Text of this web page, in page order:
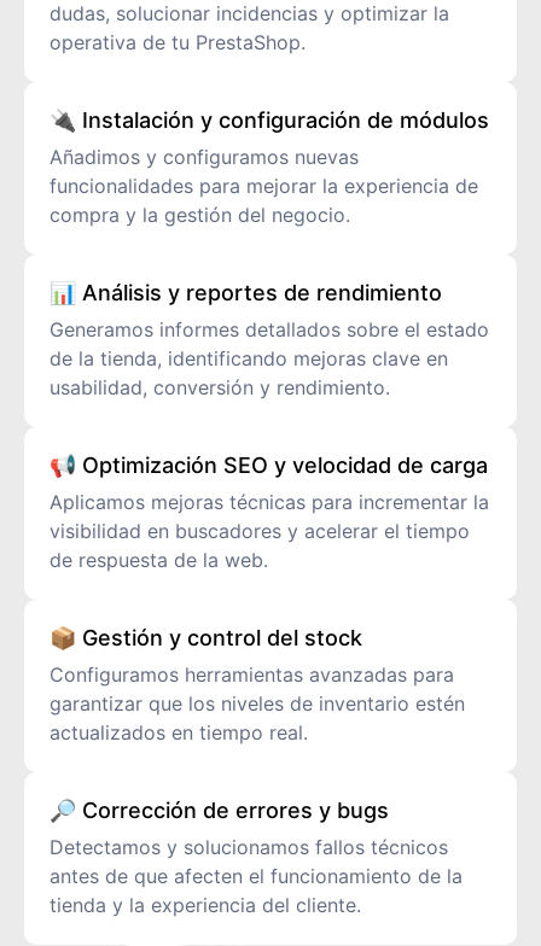
dudas, solucionar incidencias y optimizar la
operativa de tu PrestaShop.
🔌 Instalación y configuración de módulos
Añadimos y configuramos nuevas
funcionalidades para mejorar la experiencia de
compra y la gestión del negocio.
📊 Análisis y reportes de rendimiento
Generamos informes detallados sobre el estado
de la tienda, identificando mejoras clave en
usabilidad, conversión y rendimiento.
📢 Optimización SEO y velocidad de carga
Aplicamos mejoras técnicas para incrementar la
visibilidad en buscadores y acelerar el tiempo
de respuesta de la web.
📦 Gestión y control del stock
Configuramos herramientas avanzadas para
garantizar que los niveles de inventario estén
actualizados en tiempo real.
🔎 Corrección de errores y bugs
Detectamos y solucionamos fallos técnicos
antes de que afecten el funcionamiento de la
tienda y la experiencia del cliente.